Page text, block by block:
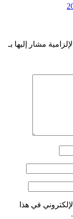
مشار إليها بـ
في هذا